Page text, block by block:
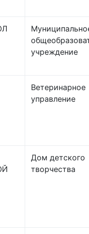
учреждение
Ветеринарное
управление
Дом детского
творчества